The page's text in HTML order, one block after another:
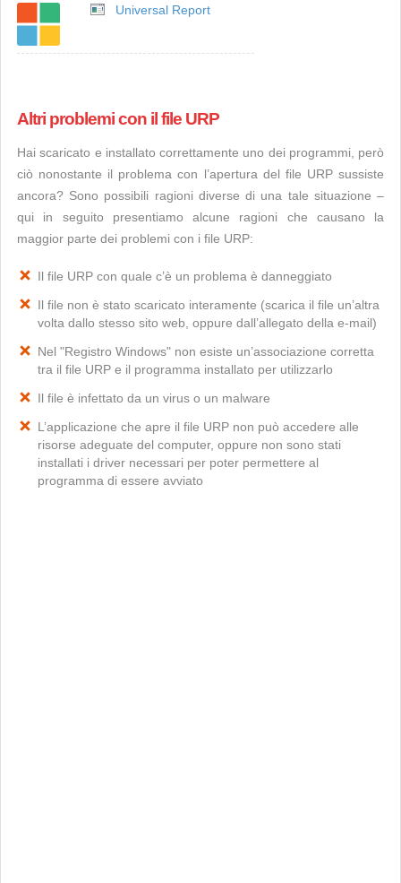
Universal Report
Altri problemi con il file URP
Hai scaricato e installato correttamente uno dei programmi, però
ciò nonostante il problema con l’apertura del file URP sussiste
ancora? Sono possibili ragioni diverse di una tale situazione –
qui in seguito presentiamo alcune ragioni che causano la
maggior parte dei problemi con i file URP:
Il file URP con quale c’è un problema è danneggiato
Il file non è stato scaricato interamente (scarica il file un’altra
volta dallo stesso sito web, oppure dall’allegato della e-mail)
Nel "Registro Windows" non esiste un’associazione corretta
tra il file URP e il programma installato per utilizzarlo
Il file è infettato da un virus o un malware
L’applicazione che apre il file URP non può accedere alle
risorse adeguate del computer, oppure non sono stati
installati i driver necessari per poter permettere al
programma di essere avviato